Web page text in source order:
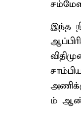
இந்த
ம்